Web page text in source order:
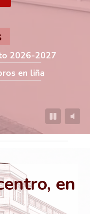
2026-2027
en liña
en